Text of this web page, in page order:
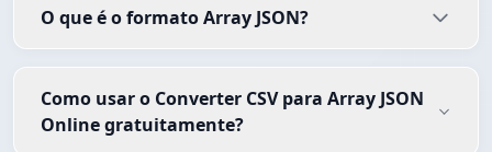
O que é o formato Array JSON?
Como usar o Converter CSV para Array JSON
Online gratuitamente?